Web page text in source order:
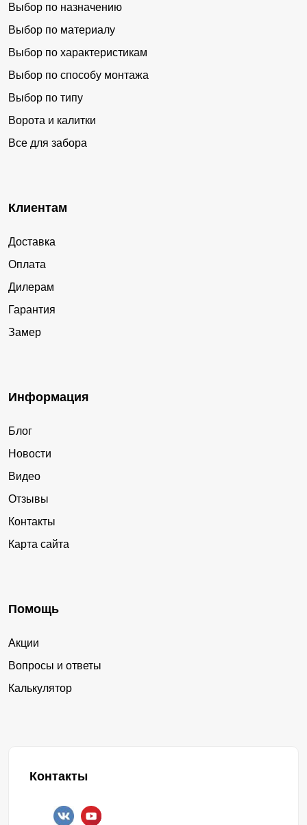
Выбор по назначению
Выбор по материалу
Выбор по характеристикам
Выбор по способу монтажа
Выбор по типу
Ворота и калитки
Все для забора
Клиентам
Доставка
Оплата
Дилерам
Гарантия
Замер
Информация
Блог
Новости
Видео
Отзывы
Контакты
Карта сайта
Помощь
Акции
Вопросы и ответы
Калькулятор
Контакты